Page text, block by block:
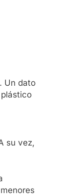
Un dato
su vez,